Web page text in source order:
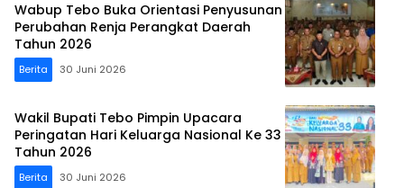
Wabup Tebo Buka Orientasi Penyusunan
Perubahan Renja Perangkat Daerah
Tahun 2026
Berita 30 Juni 2026
Wakil Bupati Tebo Pimpin Upacara
Peringatan Hari Keluarga Nasional Ke 33
Tahun 2026
Berita 30 Juni 2026